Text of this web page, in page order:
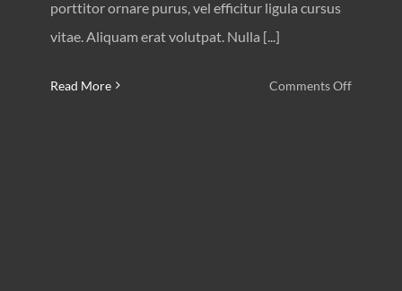
porttitor ornare purus, vel efficitur ligula cursus
vitae. Aliquam erat volutpat. Nulla [...]
Read More Comments Offon